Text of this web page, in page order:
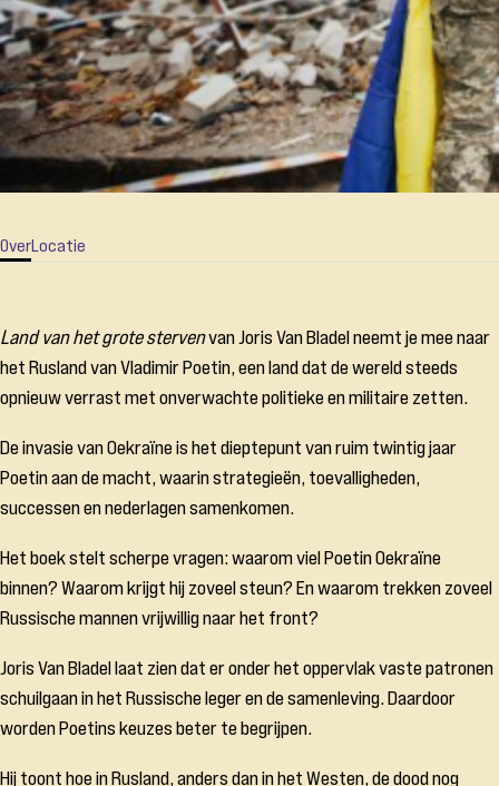
OverLocatie
Land van het grote stervenvan Joris Van Bladel neemt je mee naar
het Rusland van Vladimir Poetin, een land dat de wereld steeds
opnieuw verrast met onverwachte politieke en militaire zetten.
De invasie van Oekraïne is het dieptepunt van ruim twintig jaar
Poetin aan de macht, waarin strategieën, toevalligheden,
successen en nederlagen samenkomen.
Het boek stelt scherpe vragen: waarom viel Poetin Oekraïne
binnen? Waarom krijgt hij zoveel steun? En waarom trekken zoveel
Russische mannen vrijwillig naar het front?
Joris Van Bladel laat zien dat er onder het oppervlak vaste patronen
schuilgaan in het Russische leger en de samenleving. Daardoor
worden Poetins keuzes beter te begrijpen.
Hij toont hoe in Rusland, anders dan in het Westen, de dood nog